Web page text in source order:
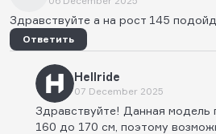
Здравствуйте а на рост 145
Ответить
Hellride
07 December 2025
Здравствуйте! Данная модель
160 до 170 см, поэтому